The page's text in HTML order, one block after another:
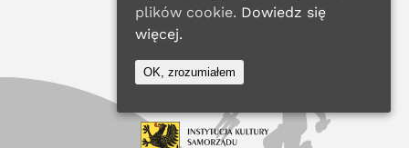
plików cookie. Dowiedz się
więcej.
OK, zrozumiałem